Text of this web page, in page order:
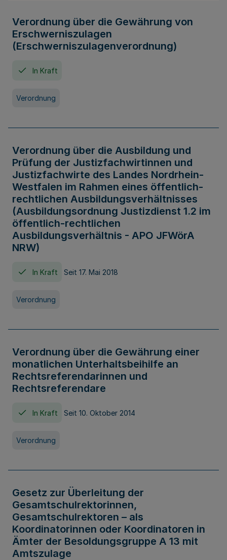
Verordnung über die Gewährung von
Erschwerniszulagen
(Erschwerniszulagenverordnung)
In Kraft
Verordnung
Verordnung über die Ausbildung und
Prüfung der Justizfachwirtinnen und
Justizfachwirte des Landes Nordrhein-
Westfalen im Rahmen eines öffentlich-
rechtlichen Ausbildungsverhältnisses
(Ausbildungsordnung Justizdienst 1.2 im
öffentlich-rechtlichen
Ausbildungsverhältnis - APO JFWörA
NRW)
In Kraft Seit 17. Mai 2018
Verordnung
Verordnung über die Gewährung einer
monatlichen Unterhaltsbeihilfe an
Rechtsreferendarinnen und
Rechtsreferendare
In Kraft Seit 10. Oktober 2014
Verordnung
Gesetz zur Überleitung der
Gesamtschulrektorinnen,
Gesamtschulrektoren – als
Koordinatorinnen oder Koordinatoren in
Ämter der Besoldungsgruppe A 13 mit
Amtszulage